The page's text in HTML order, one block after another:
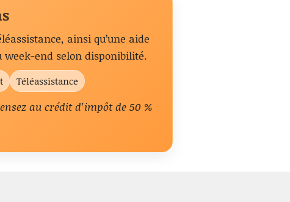
ainsi qu’une aide
end selon disponibilité.
Téléassistance
au crédit d’impôt de 50 %